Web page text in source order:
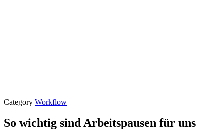
Category Workflow
So wichtig sind Arbeitspausen für uns